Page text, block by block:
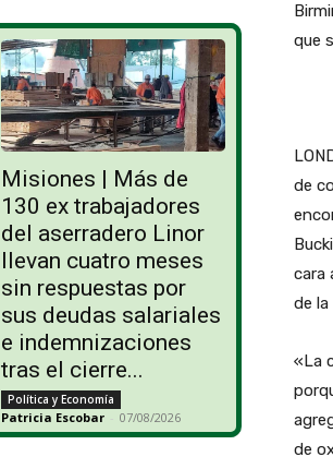
Misiones | Más de
130 ex trabajadores
del aserradero Linor
llevan cuatro meses
sin respuestas por
sus deudas salariales
e indemnizaciones
tras el cierre...
Política y Economía
Patricia Escobar - 07/08/2026
que
de
cara
de
«La
de